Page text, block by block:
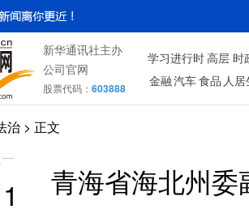
新华通讯社主办
公司官网
股票代码： 603888
学习进行时 高层 时
金融 汽车 食品 人居
治 > 正文
青海省海北州委